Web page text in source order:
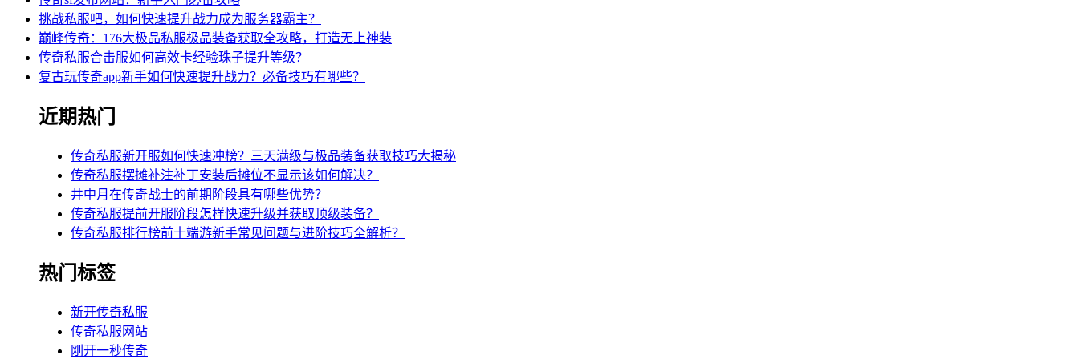
挑战私服吧，如何快速提升战力成为服务器霸主？
巅峰传奇：176大极品私服极品装备获取全攻略，打造无上神装
传奇私服合击服如何高效卡经验珠子提升等级？
复古玩传奇app新手如何快速提升战力？必备技巧有哪些？
近期热门
传奇私服新开服如何快速冲榜？三天满级与极品装备获取技巧大揭秘
传奇私服摆摊补注补丁安装后摊位不显示该如何解决？
井中月在传奇战士的前期阶段具有哪些优势？
传奇私服提前开服阶段怎样快速升级并获取顶级装备？
传奇私服排行榜前十端游新手常见问题与进阶技巧全解析？
热门标签
新开传奇私服
传奇私服网站
刚开一秒传奇